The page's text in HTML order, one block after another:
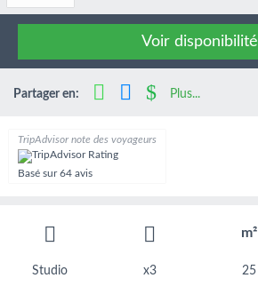
Voir disponibilité
Partager en: Plus...
TripAdvisor note des voyageurs
Basé sur64 avis
m²
Studio x3 25